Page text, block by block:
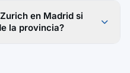
en Madrid si
la provincia?